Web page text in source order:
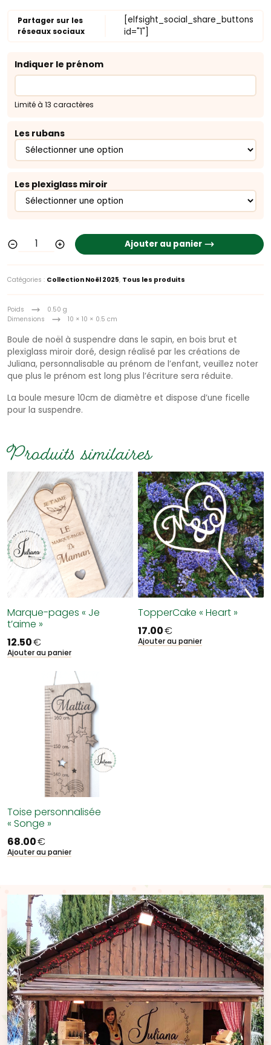
Partager sur les
réseaux sociaux
[elfsight_social_share_buttons
id="1"]
Indiquer le prénom
Limité à 13 caractères
Les rubans
Les plexiglass miroir
Ajouter au panier
Catégories : Collection Noël 2025, Tous les produits
Poids
0.50 g
Dimensions
10 × 10 × 0.5 cm
Boule de noël à suspendre dans le sapin, en bois brut et
plexiglass miroir doré, design réalisé par les créations de
Juliana, personnalisable au prénom de l’enfant, veuillez noter
que plus le prénom est long plus l’écriture sera réduite.
La boule mesure 10cm de diamètre et dispose d’une ficelle
pour la suspendre.
Produits similaires
Marque-pages « Je
t’aime »
12.50€
Ajouter au panier
TopperCake « Heart »
17.00€
Ajouter au panier
Toise personnalisée
« Songe »
68.00€
Ajouter au panier